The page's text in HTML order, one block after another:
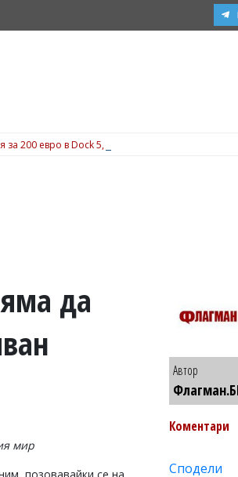
200 евро в Dock 5, вижте подробности
да
мир
Автор
Коментари
Сподели